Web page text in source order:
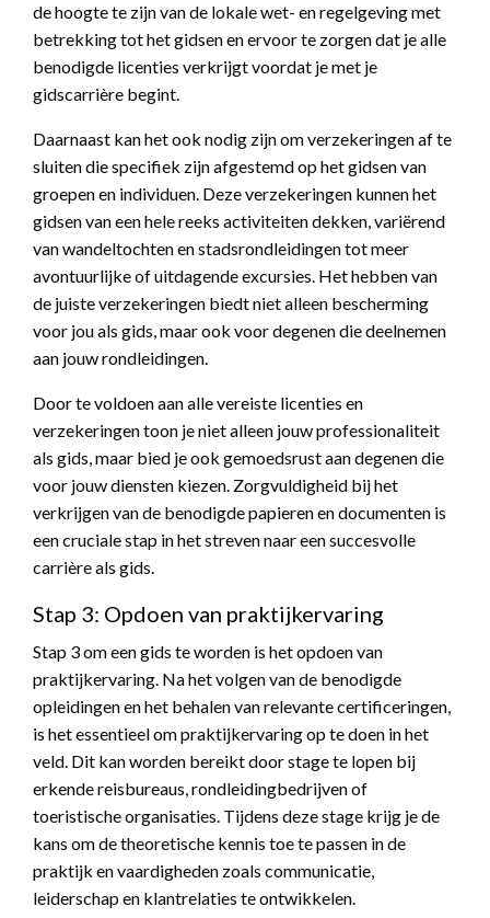
de hoogte te zijn van de lokale wet- en regelgeving met
betrekking tot het gidsen en ervoor te zorgen dat je alle
benodigde licenties verkrijgt voordat je met je
gidscarrière begint.
Daarnaast kan het ook nodig zijn om verzekeringen af te
sluiten die specifiek zijn afgestemd op het gidsen van
groepen en individuen. Deze verzekeringen kunnen het
gidsen van een hele reeks activiteiten dekken, variërend
van wandeltochten en stadsrondleidingen tot meer
avontuurlijke of uitdagende excursies. Het hebben van
de juiste verzekeringen biedt niet alleen bescherming
voor jou als gids, maar ook voor degenen die deelnemen
aan jouw rondleidingen.
Door te voldoen aan alle vereiste licenties en
verzekeringen toon je niet alleen jouw professionaliteit
als gids, maar bied je ook gemoedsrust aan degenen die
voor jouw diensten kiezen. Zorgvuldigheid bij het
verkrijgen van de benodigde papieren en documenten is
een cruciale stap in het streven naar een succesvolle
carrière als gids.
Stap 3: Opdoen van praktijkervaring
Stap 3 om een gids te worden is het opdoen van
praktijkervaring. Na het volgen van de benodigde
opleidingen en het behalen van relevante certificeringen,
is het essentieel om praktijkervaring op te doen in het
veld. Dit kan worden bereikt door stage te lopen bij
erkende reisbureaus, rondleidingbedrijven of
toeristische organisaties. Tijdens deze stage krijg je de
kans om de theoretische kennis toe te passen in de
praktijk en vaardigheden zoals communicatie,
leiderschap en klantrelaties te ontwikkelen.